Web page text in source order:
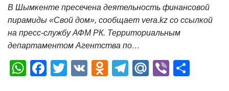
В Шымкенте пресечена деятельность финансовой
пирамиды «Свой дом», сообщает vera.kz со ссылкой
на пресс-службу АФМ РК. Территориальным
департаментом Агентства по…
W
F
T
V
O
T
M
Vi